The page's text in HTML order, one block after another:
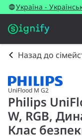
Україна -
Назад до
UniFlood M G2
Philips
W, RGB,
Клас